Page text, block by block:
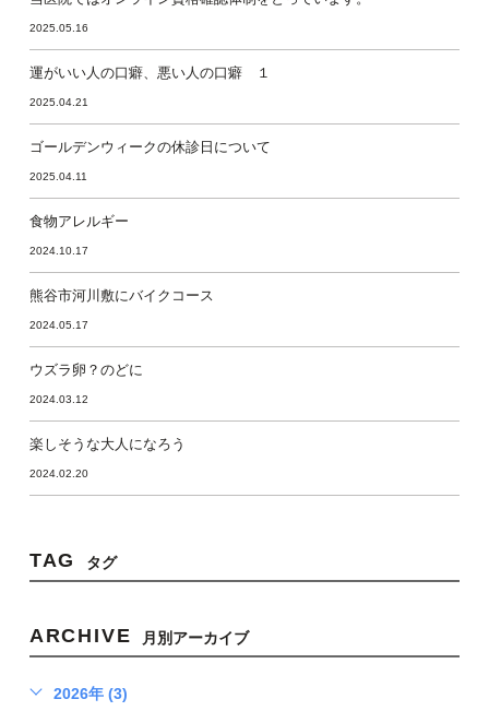
2025.05.16
運がいい人の口癖、悪い人の口癖 １
2025.04.21
ゴールデンウィークの休診日について
2025.04.11
食物アレルギー
2024.10.17
熊谷市河川敷にバイクコース
2024.05.17
ウズラ卵？のどに
2024.03.12
楽しそうな大人になろう
2024.02.20
TAG タグ
ARCHIVE 月別アーカイブ
2026年 (3)